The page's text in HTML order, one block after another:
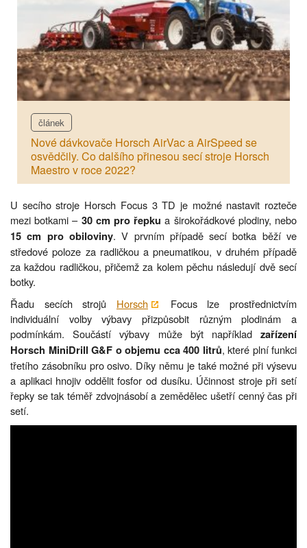
článek
Nové dávkovače Horsch AirVac a AirSpeed se
osvědčily. Co dalšího přinesou secí stroje Horsch
Maestro v roce 2022?
U secího stroje Horsch Focus 3 TD je možné nastavit rozteče
mezi botkami – 30 cm pro řepku a širokořádkové plodiny, nebo
15 cm pro obiloviny. V prvním případě secí botka běží ve
středové poloze za radličkou a pneumatikou, v druhém případě
za každou radličkou, přičemž za kolem pěchu následují dvě secí
botky.
Řadu secích strojů Horsch
Focus lze prostřednictvím
individuální volby výbavy přizpůsobit různým plodinám a
podmínkám. Součástí výbavy může být například zařízení
Horsch MiniDrill G&F o objemu cca 400 litrů, které plní funkci
třetího zásobníku pro osivo. Díky němu je také možné při výsevu
a aplikaci hnojiv oddělit fosfor od dusíku. Účinnost stroje při setí
řepky se tak téměř zdvojnásobí a zemědělec ušetří cenný čas při
setí.